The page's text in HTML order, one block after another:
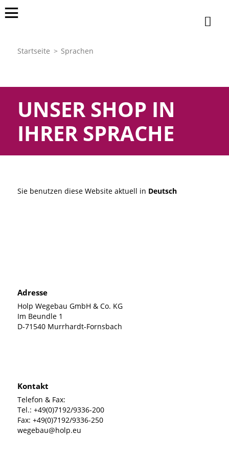
Startseite Sprachen
UNSER SHOP IN
IHRER SPRACHE
Sie benutzen diese Website aktuell in Deutsch
Adresse
Holp Wegebau GmbH & Co. KG
Im Beundle 1
D-71540 Murrhardt-Fornsbach
Kontakt
Telefon & Fax:
Tel.: +49(0)7192/9336-200
Fax: +49(0)7192/9336-250
wegebau@holp.eu